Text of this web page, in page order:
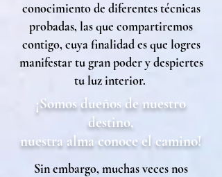
conocimiento de diferentes técnicas
probadas, las que compartiremos
contigo, cuya finalidad es que logres
manifestar tu gran poder y despiertes
tu luz interior.
¡Somos dueños de nuestro
destino,
nuestra alma conoce el camino!
Sin embargo, muchas veces nos